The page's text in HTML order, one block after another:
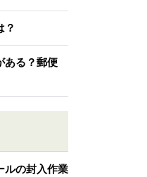
？
ある？郵便
ルの封入作業